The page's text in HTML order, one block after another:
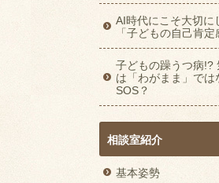
AI時代にこそ大切に
「子どもの自己肯定
子どもの躁うつ病!?
は「わがまま」では
SOS？
相談室紹介
基本姿勢